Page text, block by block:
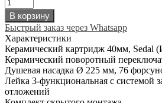
В корзину
Быстрый заказ через Whatsapp
Характеристики
Керамический картридж 40мм, Sedal
Керамический поворотный
Душевая насадка Ø 225 мм, 76
Лейка 3-функциональная с системой
отложений